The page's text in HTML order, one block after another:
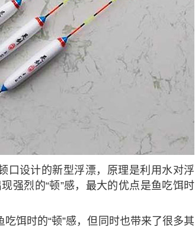
口设计的新型浮漂，原理是利用水对浮
强烈的“顿”感，最大的优点是鱼吃饵时
饵时的“顿”感，但同时也带来了很多其